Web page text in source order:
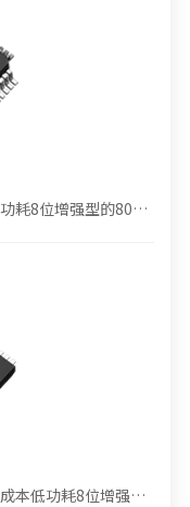
内部集成24位模数转换器（ADC）、低功耗8位增强型的80C51单片机、LCD显示驱动
内部集成24位模数转换器（ADC）、低成本低功耗8位增强型的80C51单片机